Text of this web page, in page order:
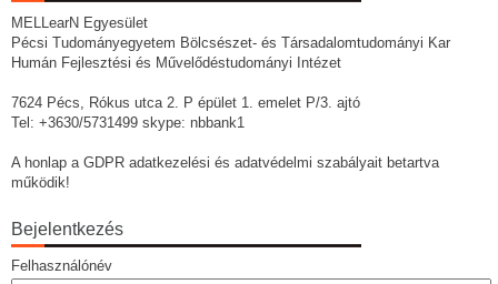
MELLearN Egyesület
Pécsi Tudományegyetem Bölcsészet- és Társadalomtudományi Kar
Humán Fejlesztési és Művelődéstudományi Intézet
7624 Pécs, Rókus utca 2. P épület 1. emelet P/3. ajtó
Tel: +3630/5731499 skype: nbbank1
A honlap a GDPR adatkezelési és adatvédelmi szabályait betartva
működik!
Bejelentkezés
Felhasználónév